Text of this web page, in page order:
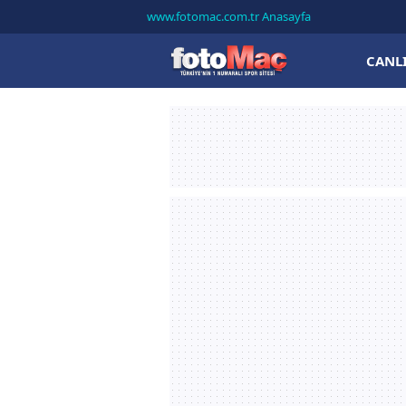
www.fotomac.com.tr Anasayfa